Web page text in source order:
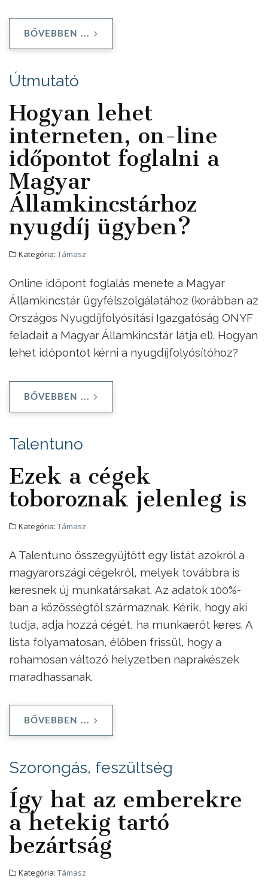
BŐVEBBEN ...
Útmutató
Hogyan lehet
interneten, on-line
időpontot foglalni a
Magyar
Államkincstárhoz
nyugdíj ügyben?
Kategória: Támasz
Online időpont foglalás menete a Magyar
Államkincstár ügyfélszolgálatához (korábban az
Országos Nyugdíjfolyósítási Igazgatóság ONYF
feladait a Magyar Államkincstár látja el). Hogyan
lehet időpontot kérni a nyugdíjfolyósítóhoz?
BŐVEBBEN ...
Talentuno
Ezek a cégek
toboroznak jelenleg is
Kategória: Támasz
A Talentuno összegyűjtött egy listát azokról a
magyarországi cégekről, melyek továbbra is
keresnek új munkatársakat. Az adatok 100%-
ban a közösségtől származnak. Kérik, hogy aki
tudja, adja hozzá cégét, ha munkaerőt keres. A
lista folyamatosan, élőben frissül, hogy a
rohamosan változó helyzetben naprakészek
maradhassanak.
BŐVEBBEN ...
Szorongás, feszültség
Így hat az emberekre
a hetekig tartó
bezártság
Kategória: Támasz